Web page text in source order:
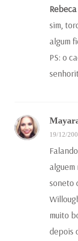
Rebeca
sim,
algum
PS: o
19/12/
alguem
soneto
muito
depois